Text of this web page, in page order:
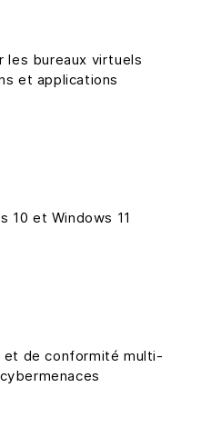
les bureaux virtuels
et applications
10 et Windows 11
et de conformité multi-